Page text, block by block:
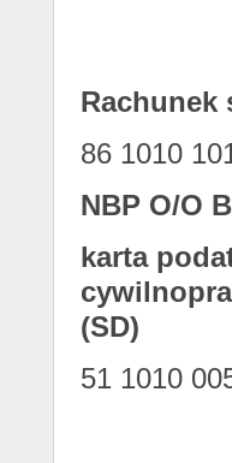
Rachunek
86 1010
NBP O/O
karta
(SD)
51 1010